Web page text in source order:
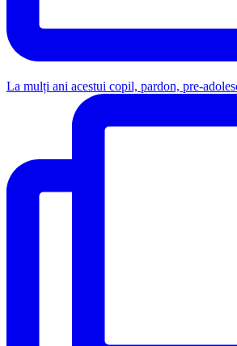
La mulți ani acestui copil, pardon, pre-